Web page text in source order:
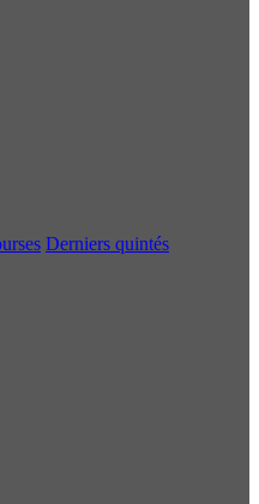
Derniers quintés